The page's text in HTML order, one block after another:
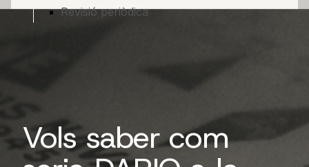
Revisió periòdica
Vols saber com